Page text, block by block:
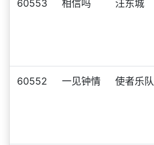
60553 相信吗 汪东城
60552 一见钟情 使者乐队